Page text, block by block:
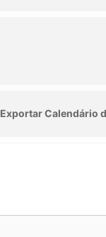
Exportar Calendário